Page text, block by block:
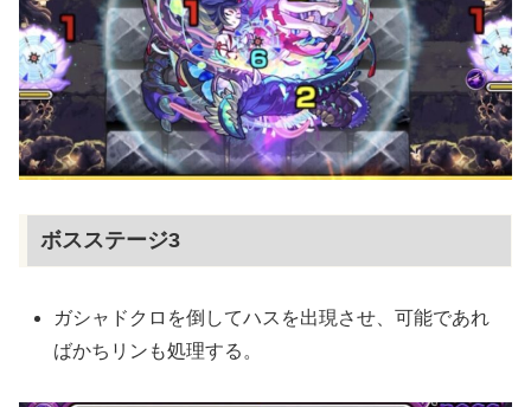
ボスステージ3
ガシャドクロを倒してハスを出現させ、可能であれ
ばかちリンも処理する。